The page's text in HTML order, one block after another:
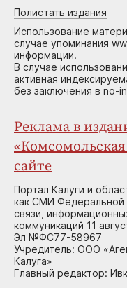
Полистать издания
Использование
случае упоминания
информации.
В случае
активная
без заключения в no-
Реклама в
сайте
Портал Калуги и
как СМИ Федеральной
связи,
коммуникаций 11
Эл №ФС77-58967
Учредитель: ООО
Калуга»
Главный редактор: